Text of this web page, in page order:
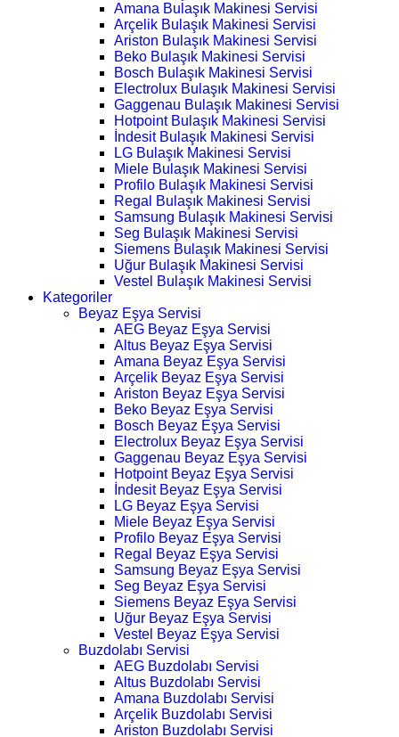
Amana Bulaşık Makinesi Servisi
Arçelik Bulaşık Makinesi Servisi
Ariston Bulaşık Makinesi Servisi
Beko Bulaşık Makinesi Servisi
Bosch Bulaşık Makinesi Servisi
Electrolux Bulaşık Makinesi Servisi
Gaggenau Bulaşık Makinesi Servisi
Hotpoint Bulaşık Makinesi Servisi
İndesit Bulaşık Makinesi Servisi
LG Bulaşık Makinesi Servisi
Miele Bulaşık Makinesi Servisi
Profilo Bulaşık Makinesi Servisi
Regal Bulaşık Makinesi Servisi
Samsung Bulaşık Makinesi Servisi
Seg Bulaşık Makinesi Servisi
Siemens Bulaşık Makinesi Servisi
Uğur Bulaşık Makinesi Servisi
Vestel Bulaşık Makinesi Servisi
Kategoriler
Beyaz Eşya Servisi
AEG Beyaz Eşya Servisi
Altus Beyaz Eşya Servisi
Amana Beyaz Eşya Servisi
Arçelik Beyaz Eşya Servisi
Ariston Beyaz Eşya Servisi
Beko Beyaz Eşya Servisi
Bosch Beyaz Eşya Servisi
Electrolux Beyaz Eşya Servisi
Gaggenau Beyaz Eşya Servisi
Hotpoint Beyaz Eşya Servisi
İndesit Beyaz Eşya Servisi
LG Beyaz Eşya Servisi
Miele Beyaz Eşya Servisi
Profilo Beyaz Eşya Servisi
Regal Beyaz Eşya Servisi
Samsung Beyaz Eşya Servisi
Seg Beyaz Eşya Servisi
Siemens Beyaz Eşya Servisi
Uğur Beyaz Eşya Servisi
Vestel Beyaz Eşya Servisi
Buzdolabı Servisi
AEG Buzdolabı Servisi
Altus Buzdolabı Servisi
Amana Buzdolabı Servisi
Arçelik Buzdolabı Servisi
Ariston Buzdolabı Servisi